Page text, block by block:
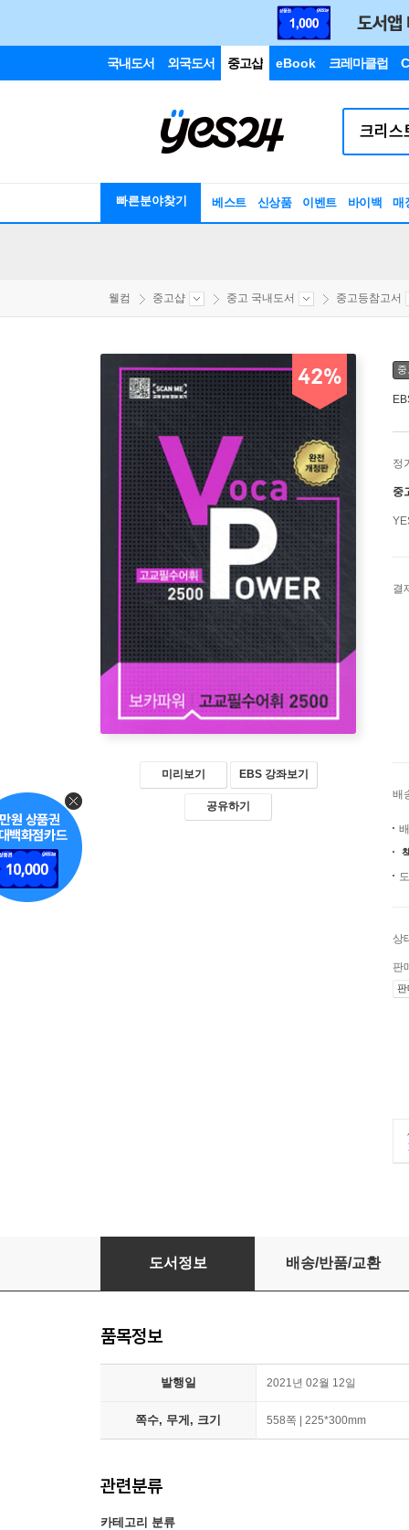
국내도서 외국도서 중고샵 eBook 크레마클럽
빠른분야찾기 베스트 신상품 이벤트 바이백 매
웰컴 중고샵 중고 국내도서 중고등참고서
42%
미리보기 EBS 강좌보기
공유하기
정
중
결
배
상
판
판
EBS Voca POWER 고교필수어휘 2500 (2026
도서정보 배송/반품/교환
품목정보
발행일 2021년 02월 12일
쪽수, 무게, 크기 558쪽 | 225*300mm
관련분류
카테고리 분류